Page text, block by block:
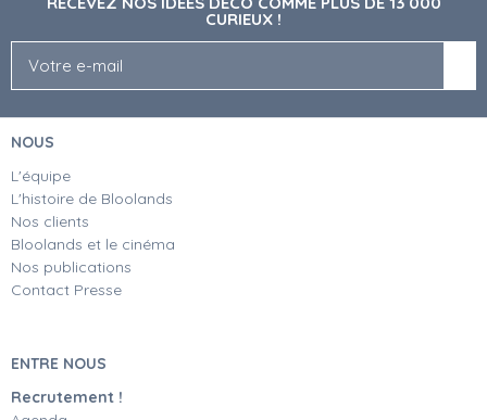
CURIEUX !
NOUS
L'équipe
L'histoire de Bloolands
Nos clients
Bloolands et le cinéma
Nos publications
Contact Presse
ENTRE NOUS
Recrutement !